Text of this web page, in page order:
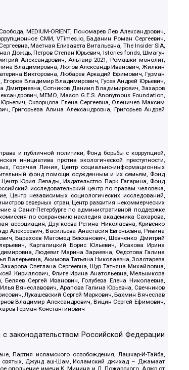
MEDIUM-ORIENT, Пономарев Лев Александрович,
СМИ, VTimes.io, Баданин Роман Сергеевич,
Маетная Елизавета Витальевна, The Insider SIA,
Дождь, Петров Степан Юрьевич, Istories fonds, Шмагун
Александрович, Альтаир 2021, Ромашки монолит,
Владимировна, Лютов Александр Иванович, Жилкин
Викторовна, Любарев Аркадий Ефимович, Гурман
Владимир Владимирович, Гусев Андрей Юрьевич,
Дмитриевна, Сотников Даниил Владимирович, Захаров
МЕМО, Mason G.E.S. Anonymous Foundation,
Скворцова Елена Сергеевна, Оленичев Максим
Григорьева Алина Александровна, Григорьев Андрей
и публичной политики, Фонд борьбы с коррупцией,
инициатива против экологической преступности,
Горячая Линия, Центр социально-информационных
фонд помощи осужденным и их семьям, Фонд
Юрия Левады, Издательство Парк Гагарина, Фонд
исследовательский центр по правам человека,
Центр независимых социологических исследований,
северных стран, Центр развития некоммерческих
в Санкт-Петербурге по административной поддержке
по сохранению наследия академика Сахарова,
ассоциация, Дзугкоева Регина Николаевна, Кривенко
Васильева Анастасия Евгеньевна, Ривина
Барахоев Магомед Бекханович, Шевченко Дмитрий
Каргалицкий Борис Юльевич, Исакова Ирина
Людевиг Марина Зариевна, Федотова Галина
Валерьевна, Акимова Татьяна Николаевна, Золотарева
Светлана Сергеевна, Щур Татьяна Михайловна,
Кириллович, Флиге Ирина Анатольевна, Мельникова
Сергей Иванович, Голубева Елена Николаевна,
Вячеславович, Арапова Галина Юрьевна, Свечников
Лукашевский Сергей Маркович, Бахмин Вячеслав
Владимир Александрович, Вицин Сергей Ефимович,
Герман Константинович
законодательством Российской Федерации
Партия исламского освобождения, Лашкар-И-Тайба,
святых, Джунд аш-Шам, Исламский джихад – Джамаат
ополчение имени К. Минина и Д. Пожарского, Аджр от